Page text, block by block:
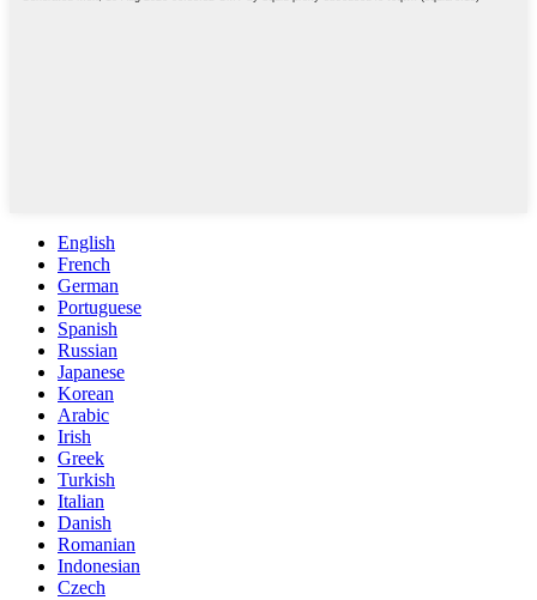
English
French
German
Portuguese
Spanish
Russian
Japanese
Korean
Arabic
Irish
Greek
Turkish
Italian
Danish
Romanian
Indonesian
Czech